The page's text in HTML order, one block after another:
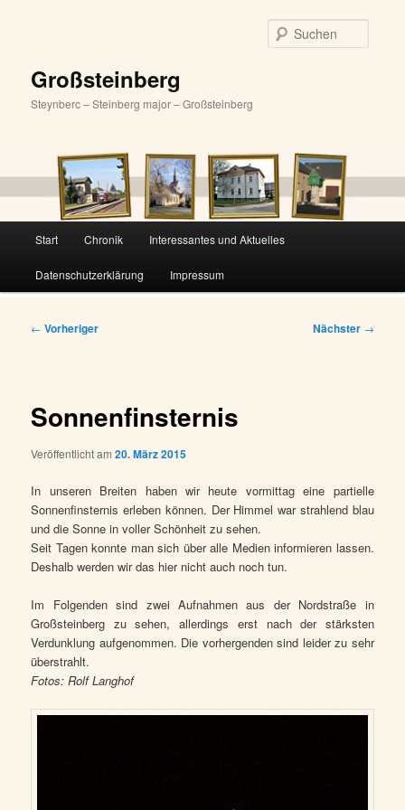
Großsteinberg
Steynberc – Steinberg major – Großsteinberg
Start Chronik Interessantes und Aktuelles
Datenschutzerklärung Impressum
Beitragsnavigation
← Vorheriger Nächster →
Sonnenfinsternis
Veröffentlicht am20. März 2015
In unseren Breiten haben wir heute vormittag eine partielle
Sonnenfinsternis erleben können. Der Himmel war strahlend blau
und die Sonne in voller Schönheit zu sehen.
Seit Tagen konnte man sich über alle Medien informieren lassen.
Deshalb werden wir das hier nicht auch noch tun.
Im Folgenden sind zwei Aufnahmen aus der Nordstraße in
Großsteinberg zu sehen, allerdings erst nach der stärksten
Verdunklung aufgenommen. Die vorhergenden sind leider zu sehr
überstrahlt.
Fotos: Rolf Langhof